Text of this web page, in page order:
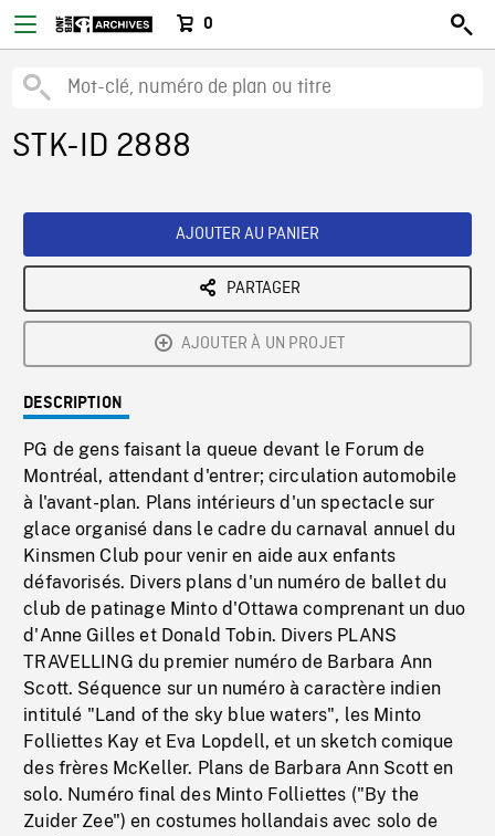
0
STK-ID 2888
AJOUTER AU PANIER
PARTAGER
AJOUTER À UN PROJET
DESCRIPTION
PG de gens faisant la queue devant le Forum de
Montréal, attendant d'entrer; circulation automobile
à l'avant-plan. Plans intérieurs d'un spectacle sur
glace organisé dans le cadre du carnaval annuel du
Kinsmen Club pour venir en aide aux enfants
défavorisés. Divers plans d'un numéro de ballet du
club de patinage Minto d'Ottawa comprenant un duo
d'Anne Gilles et Donald Tobin. Divers PLANS
TRAVELLING du premier numéro de Barbara Ann
Scott. Séquence sur un numéro à caractère indien
intitulé "Land of the sky blue waters", les Minto
Folliettes Kay et Eva Lopdell, et un sketch comique
des frères McKeller. Plans de Barbara Ann Scott en
solo. Numéro final des Minto Folliettes ("By the
Zuider Zee") en costumes hollandais avec solo de